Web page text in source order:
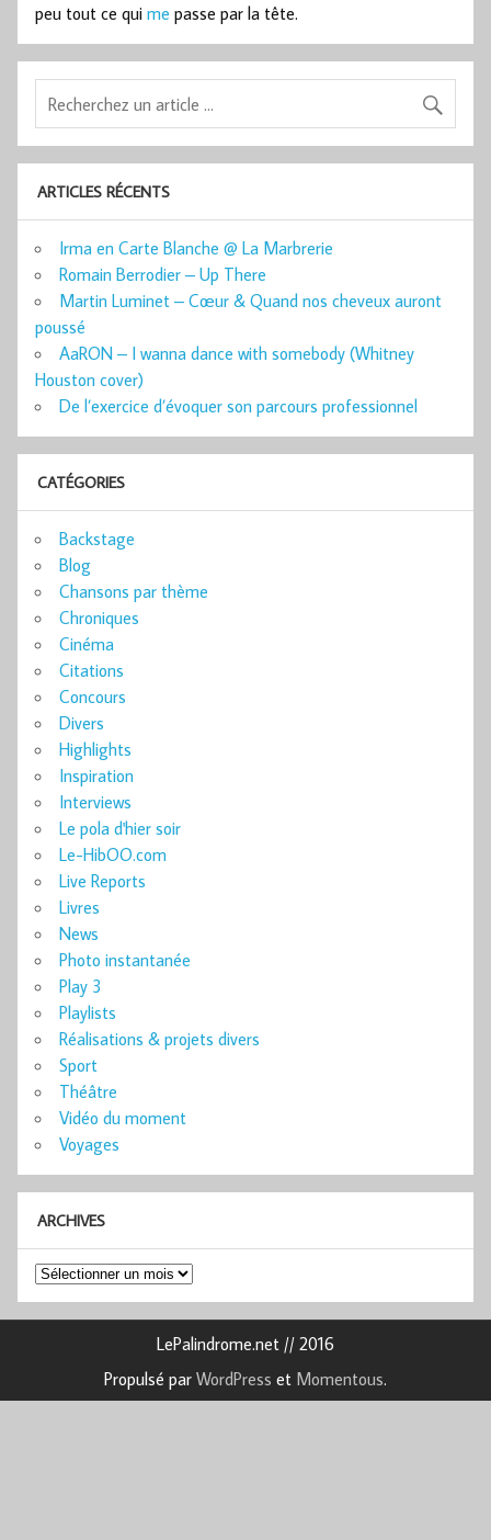
peu tout ce qui me passe par la tête.
ARTICLES RÉCENTS
Irma en Carte Blanche @ La Marbrerie
Romain Berrodier – Up There
Martin Luminet – Cœur & Quand nos cheveux auront
poussé
AaRON – I wanna dance with somebody (Whitney
Houston cover)
De l’exercice d’évoquer son parcours professionnel
CATÉGORIES
Backstage
Blog
Chansons par thème
Chroniques
Cinéma
Citations
Concours
Divers
Highlights
Inspiration
Interviews
Le pola d'hier soir
Le-HibOO.com
Live Reports
Livres
News
Photo instantanée
Play 3
Playlists
Réalisations & projets divers
Sport
Théâtre
Vidéo du moment
Voyages
ARCHIVES
Archives
LePalindrome.net // 2016
Propulsé par WordPress et Momentous.